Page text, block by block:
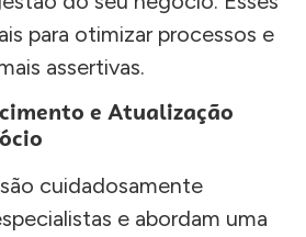
para otimizar processos e
assertivas.
e Atualização
são cuidadosamente
e abordam uma